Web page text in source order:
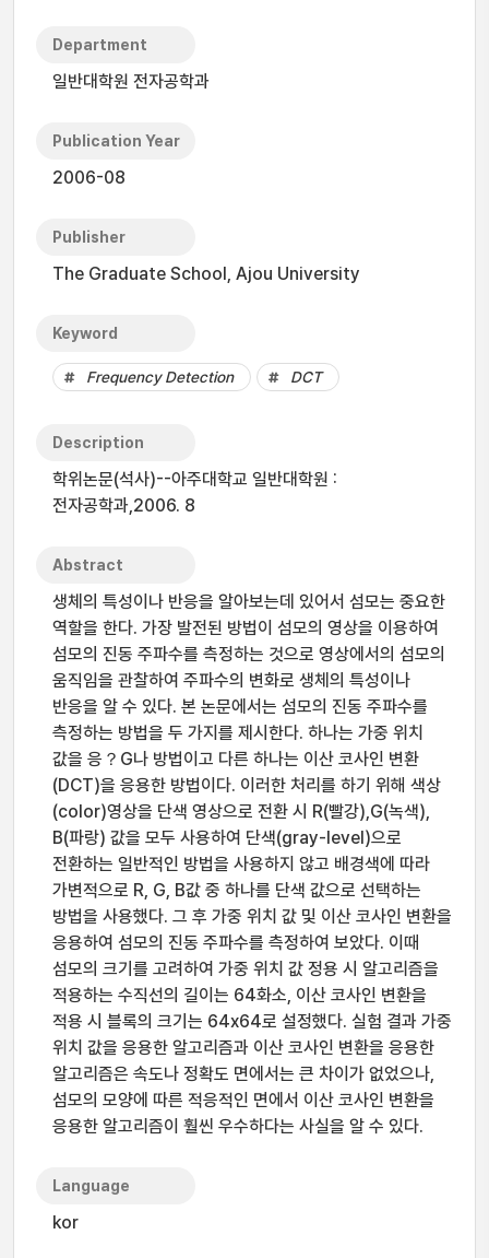
Department
일반대학원 전자공학과
Publication Year
2006-08
Publisher
The Graduate School, Ajou University
Keyword
Frequency Detection DCT
Description
학위논문(석사)--아주대학교 일반대학원 :
전자공학과,2006. 8
Abstract
생체의 특성이나 반응을 알아보는데 있어서 섬모는 중요한
역할을 한다. 가장 발전된 방법이 섬모의 영상을 이용하여
섬모의 진동 주파수를 측정하는 것으로 영상에서의 섬모의
움직임을 관찰하여 주파수의 변화로 생체의 특성이나
반응을 알 수 있다. 본 논문에서는 섬모의 진동 주파수를
측정하는 방법을 두 가지를 제시한다. 하나는 가중 위치
값을 응？G나 방법이고 다른 하나는 이산 코사인 변환
(DCT)을 응용한 방법이다. 이러한 처리를 하기 위해 색상
(color)영상을 단색 영상으로 전환 시 R(빨강),G(녹색),
B(파랑) 값을 모두 사용하여 단색(gray-level)으로
전환하는 일반적인 방법을 사용하지 않고 배경색에 따라
가변적으로 R, G, B값 중 하나를 단색 값으로 선택하는
방법을 사용했다. 그 후 가중 위치 값 및 이산 코사인 변환을
응용하여 섬모의 진동 주파수를 측정하여 보았다. 이때
섬모의 크기를 고려하여 가중 위치 값 정용 시 알고리즘을
적용하는 수직선의 길이는 64화소, 이산 코사인 변환을
적용 시 블록의 크기는 64x64로 설정했다. 실험 결과 가중
위치 값을 응용한 알고리즘과 이산 코사인 변환을 응용한
알고리즘은 속도나 정확도 면에서는 큰 차이가 없었으나,
섬모의 모양에 따른 적응적인 면에서 이산 코사인 변환을
응용한 알고리즘이 훨씬 우수하다는 사실을 알 수 있다.
Language
kor